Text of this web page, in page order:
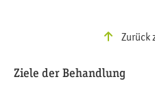
Zurück
Ziele der Behandlung